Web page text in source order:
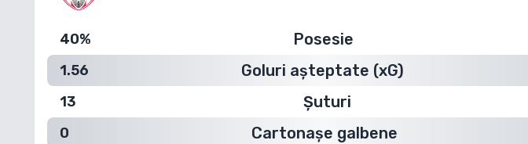
40% Posesie
1.56
Goluri așteptate (xG)
13
Șuturi
0
Cartonașe galbene